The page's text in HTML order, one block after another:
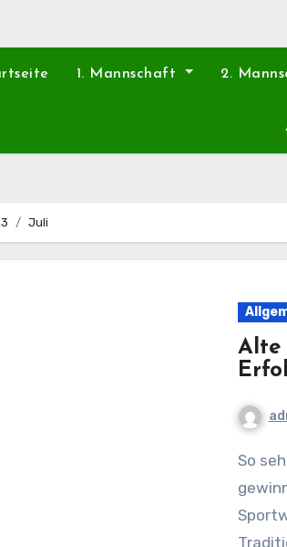
1. Mannschaft 2.
Juli
Alte
So sehen Sieger aus: Alte Herren Viktoria Koslar